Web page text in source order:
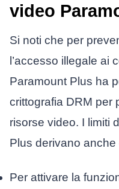
video
Si noti che per
l’accesso illegale ai
Paramount Plus ha
crittografia DRM per
risorse video. I limiti
Plus derivano
Per attivare la